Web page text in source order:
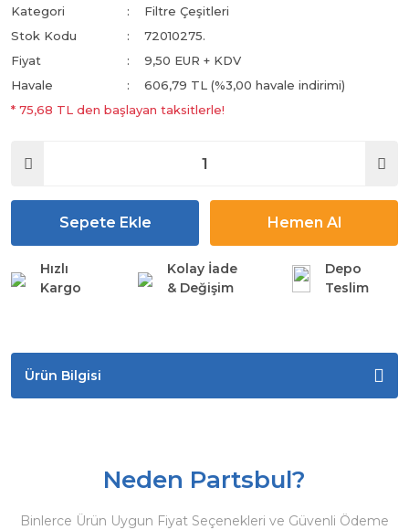
Kategori
Filtre Çeşitleri
Stok Kodu
72010275.
Fiyat
9,50 EUR + KDV
Havale
606,79 TL (%3,00 havale indirimi)
* 75,68 TL den başlayan taksitlerle!
Sepete Ekle Hemen Al
Hızlı
Kargo
Kolay İade
& Değişim
Depo
Teslim
Ürün Bilgisi
Neden Partsbul?
Binlerce Ürün Uygun Fiyat Seçenekleri ve Güvenli Ödeme